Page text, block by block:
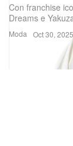
Moda
Con franchise
Dreams e
Oct 30, 2025